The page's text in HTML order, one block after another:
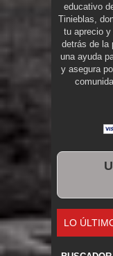
educativo
Tinieblas,
tu aprecio y
detrás de la
una ayuda
y asegura
LO